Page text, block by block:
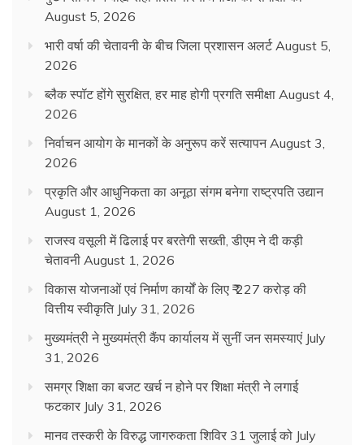
August 5, 2026
भारी वर्षा की चेतावनी के बीच जिला प्रशासन अलर्ट August 5,
2026
ब्लैक स्पॉट होंगे सुरक्षित, हर माह होगी प्रगति समीक्षा August 4,
2026
निर्वाचन आयोग के मानकों के अनुरूप करें सत्यापन August 3,
2026
प्रकृति और आधुनिकता का अनूठा संगम बनेगा राष्ट्रपति उद्यान
August 1, 2026
राजस्व वसूली में ढिलाई पर बरतेगी सख्ती, डीएम ने दी कड़ी
चेतावनी August 1, 2026
विकास योजनाओं एवं निर्माण कार्यों के लिए ₹ 227 करोड़ की
वित्तीय स्वीकृति July 31, 2026
मुख्यमंत्री ने मुख्यमंत्री कैंप कार्यालय में सुनीं जन समस्याएं July
31, 2026
समग्र शिक्षा का बजट खर्च न होने पर शिक्षा मंत्री ने लगाई
फटकार July 31, 2026
मानव तस्करी के विरुद्ध जागरुकता शिविर 31 जुलाई को July